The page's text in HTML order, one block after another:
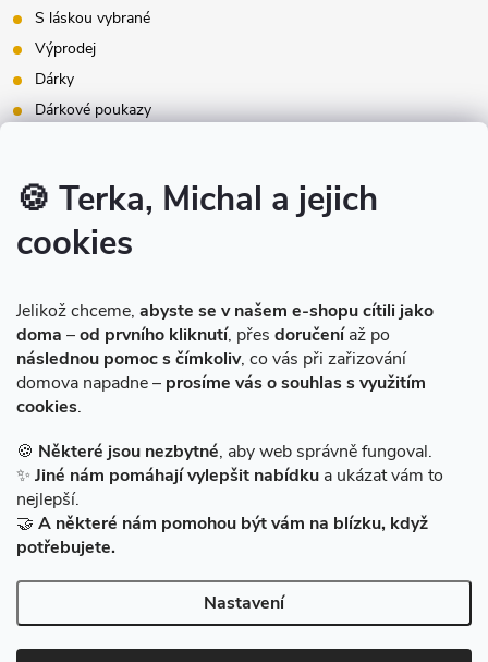
🍪 Terka, Michal a jejich
cookies
Jelikož chceme, abyste se v našem e-shopu cítili jako
doma –od prvního kliknutí, přes doručeníaž po
následnou pomoc s čímkoliv, co vás při zařizování
domova napadne – prosíme vás o souhlas s využitím
cookies.
🍪 Některé jsou nezbytné, aby web správně fungoval.
✨ Jiné nám pomáhají vylepšit nabídku a ukázat vám to
nejlepší.
🤝 A některé nám pomohou být vám na blízku, když
potřebujete.
Nastavení
S láskou vybrané
Výprodej
Dárky
Dárkové poukazy
Instagram
Facebook
Copyright 2026BAZARMS-HK. Všechna práva vyhrazena.